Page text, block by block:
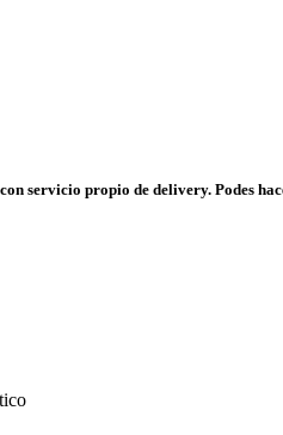
servicio propio de delivery. Podes